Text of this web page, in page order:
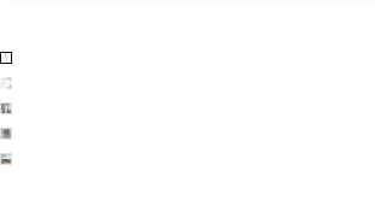
5 LASTARE -Bilder